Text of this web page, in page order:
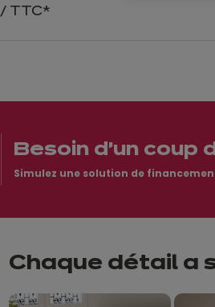
/ TTC*
Besoin d'un coup
Simulez une solution de
Chaque détail a